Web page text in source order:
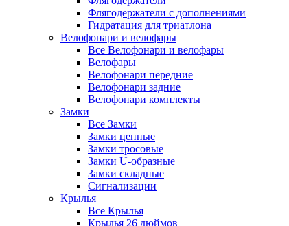
Флягодержатели с дополнениями
Гидратация для триатлона
Велофонари и велофары
Все Велофонари и велофары
Велофары
Велофонари передние
Велофонари задние
Велофонари комплекты
Замки
Все Замки
Замки цепные
Замки тросовые
Замки U-образные
Замки складные
Сигнализации
Крылья
Все Крылья
Крылья 26 дюймов